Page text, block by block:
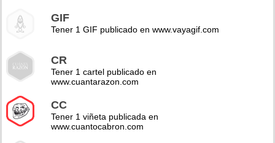
GIF
Tener 1 GIF publicado en www.vayagif.com
CR
Tener 1 cartel publicado en
www.cuantarazon.com
CC
Tener 1 viñeta publicada en
www.cuantocabron.com